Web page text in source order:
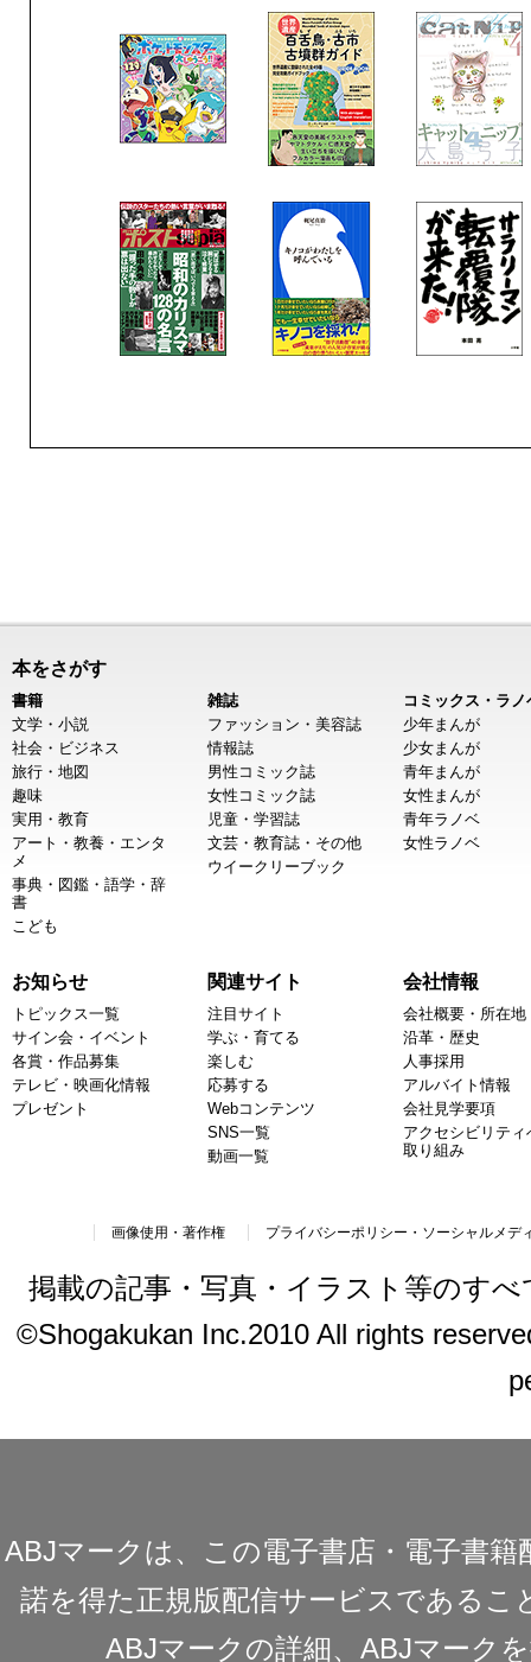
本をさがす
書籍
文学・小説
社会・ビジネス
旅行・地図
趣味
実用・教育
アート・教養・エンタ
メ
事典・図鑑・語学・辞
書
こども
雑誌
ファッション・美容誌
情報誌
男性コミック誌
女性コミック誌
児童・学習誌
文芸・教育誌・その他
ウイークリーブック
コミックス・ラノ
少年まんが
少女まんが
青年まんが
女性まんが
青年ラノベ
女性ラノベ
お知らせ
トピックス一覧
サイン会・イベント
各賞・作品募集
テレビ・映画化情報
プレゼント
関連サイト
注目サイト
学ぶ・育てる
楽しむ
応募する
Webコンテンツ
SNS一覧
動画一覧
会社情報
会社概要・所在地
沿革・歴史
人事採用
アルバイト情報
会社見学要項
アクセシビリティ
取り組み
画像使用・著作権 プライバシーポリシー・ソーシャルメデ
掲載の記事・写真・イラスト等のす
©Shogakukan Inc.2010 All rights
ABJマークは、この電子書店・電子書
諾を得た正規版配信サービスであるこ
ABJマークの詳細、ABJマーク